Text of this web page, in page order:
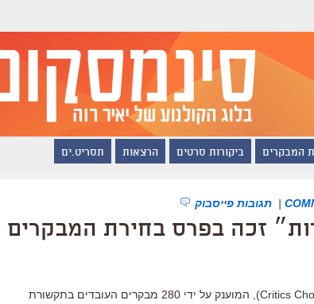
המבקרים ביקורות סרטים הרצאות תסריט.ים
| תגובות פייסבוק
טקס בחירת המבקרים (Critics Choice Awards), המוענק על ידי 280 מבקרים העובדים בתקשורת